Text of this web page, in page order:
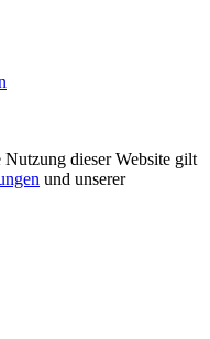
dieser Website gilt
und unserer